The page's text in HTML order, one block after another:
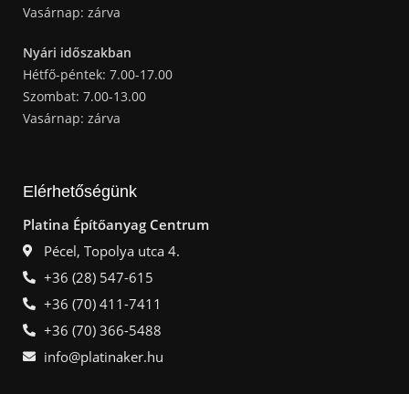
Vasárnap: zárva
Nyári időszakban
Hétfő-péntek: 7.00-17.00
Szombat: 7.00-13.00
Vasárnap: zárva
Elérhetőségünk
Platina Építőanyag Centrum
Pécel, Topolya utca 4.
+36 (28) 547-615
+36 (70) 411-7411
+36 (70) 366-5488
info@platinaker.hu